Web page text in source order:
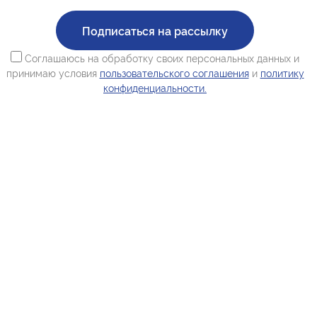
Подписаться на рассылку
Соглашаюсь на обработку своих персональных данных и
принимаю условия пользовательского соглашенияи политику
конфиденциальности.